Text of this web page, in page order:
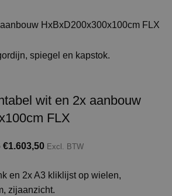
wit en 2x aanbouw
FLX
€1.603,50 Excl. BTW